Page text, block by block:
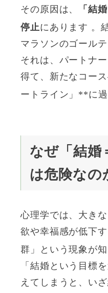
その原因は、
「結
停止にあります 。
マラソンのゴール
それは、パートナ
得て、新たなコー
ートライン」**に
なぜ「結婚
は危険なの
心理学では、大き
欲や幸福感が低下
群」という現象が
「結婚という目標
えてしまうと、い